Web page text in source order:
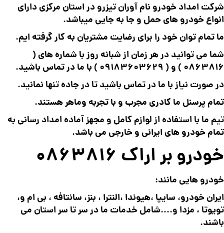
شرکت امداد خودرو نام آوران تیزرو در استان مرکزی دارای
انواع خودرو های حمل و جا به جایی میباشد.
ما تمام توان خود را برای رضایت مشتریان به کار گرفته ایم.
شما می توانید در هر زمان از شبانه روز با شماره های (
0863816 ) و ( 09183603629 ) با ما در تماس باشید.
در صورت نیاز با ما در تماس باشید تا در جاده تنها نمانید.
تمام پرسنل ما کادری مجرب و با تجربه وماهر هستند.
تیم ما با استفاده از لوازم کامل و مجهز آماده امداد رسانی به
تمام خودرو های ایرانی و خارجی می باشد.
خودرو بر اراک 0863816
خودرو هایی مانند:
ایران خودرو، سایپا ،هیوندا ،النترا ، بنز، سانتافه ، بی ام و،
تویوتا ، مزدا و….شامل خدمات ما در سر تا سر استان می
باشند.